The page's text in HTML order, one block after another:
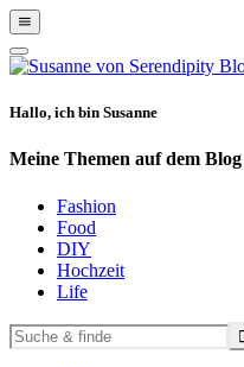
Show
Offscreen
Content
Hide
Offscreen
Hallo, ich bin Susanne
Meine Themen auf dem Blog
Fashion
Food
DIY
Hochzeit
Life